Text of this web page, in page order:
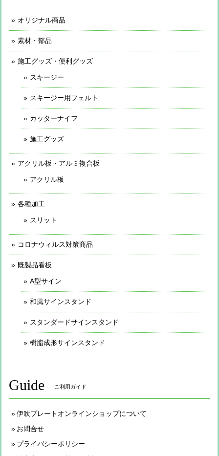
オリジナル商品
素材・部品
施工グッズ・便利グッズ
スキージー
スキージー用フェルト
カッターナイフ
施工グッズ
アクリル板・アルミ複合板
アクリル板
各種加工
スリット
コロナウィルス対策商品
既製品看板
A型サイン
和風サインスタンド
スタンダードサインスタンド
樹脂成形サインスタンド
Guide ご利用ガイド
伊吹プレートオンラインショップについて
お問合せ
プライバシーポリシー